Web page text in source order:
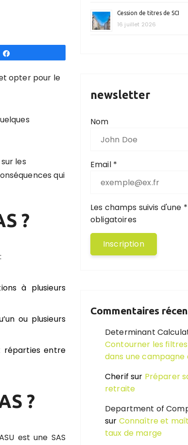
opter pour le
les
qui
?
à plusieurs
ou plusieurs
réparties entre
?
est une SAS
Cession de titres de SCI
16 juillet 2026
newsletter
Nom
Email *
Les champs suivis d'une
obligatoires
Commentaires
Determinant
Contourner les
dans une
Cherif sur Préparer
retraite
Department of
sur Connaître et
taux de marge